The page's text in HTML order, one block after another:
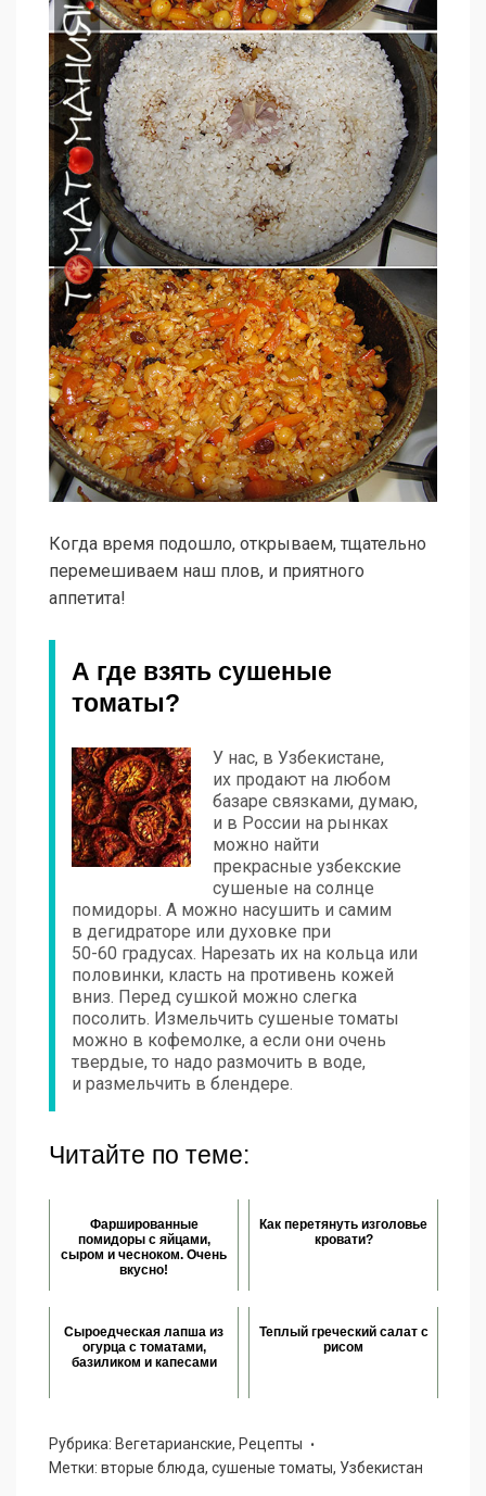
Когда время подошло, открываем, тщательно
перемешиваем наш плов, и приятного
аппетита!
А где взять сушеные
томаты?
У нас, в Узбекистане,
их продают на любом
базаре связками, думаю,
и в России на рынках
можно найти
прекрасные узбекские
сушеные на солнце
помидоры. А можно насушить и самим
в дегидраторе или духовке при
50-60 градусах. Нарезать их на кольца или
половинки, класть на противень кожей
вниз. Перед сушкой можно слегка
посолить. Измельчить сушеные томаты
можно в кофемолке, а если они очень
твердые, то надо размочить в воде,
и размельчить в блендере.
Читайте по теме:
Фаршированные
помидоры с яйцами,
сыром и чесноком. Очень
вкусно!
Как перетянуть изголовье
кровати?
Сыроедческая лапша из
огурца с томатами,
базиликом и капесами
Теплый греческий салат с
рисом
Рубрика: Вегетарианские, Рецепты
Метки: вторые блюда, сушеные томаты, Узбекистан